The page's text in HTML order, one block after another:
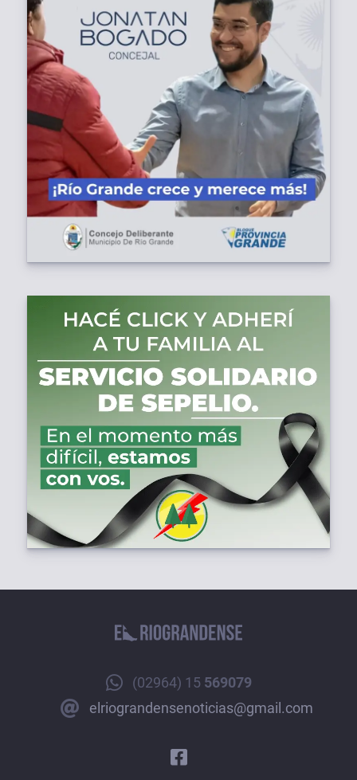
(02964) 15 569079
elriograndensenoticias@gmail.com